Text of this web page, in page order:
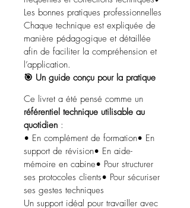
Les bonnes pratiques professionnelles
Chaque technique est expliquée de
manière pédagogique et détaillée
afin de faciliter la compréhension et
l’application.
🎯 Un guide conçu pour la pratique
Ce livret a été pensé comme un
référentiel technique utilisable au
quotidien :
• En complément de formation• En
support de révision• En aide-
mémoire en cabine• Pour structurer
ses protocoles clients• Pour sécuriser
ses gestes techniques
Un support idéal pour travailler avec